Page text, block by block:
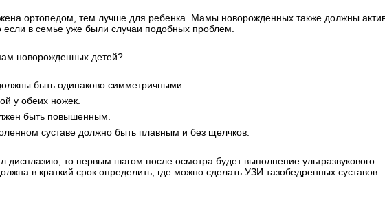
ортопедом, тем лучше для ребенка. Мамы новорожденных также должны
если в семье уже были случаи подобных проблем.
новорожденных детей?
быть одинаково симметричными.
у обеих ножек.
быть повышенным.
суставе должно быть плавным и без щелчков.
дисплазию, то первым шагом после осмотра будет выполнение ультразвукового
в краткий срок определить, где можно сделать УЗИ тазобедренных суставов